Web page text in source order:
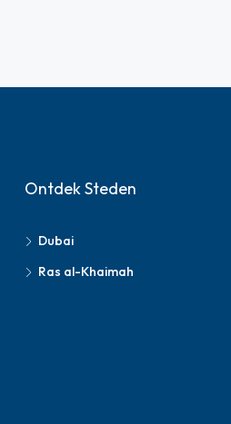
Ontdek Steden
Dubai
Ras al-Khaimah